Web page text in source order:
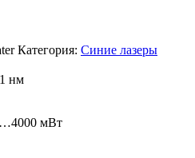
Категория: Синие лазеры
нм
мВт